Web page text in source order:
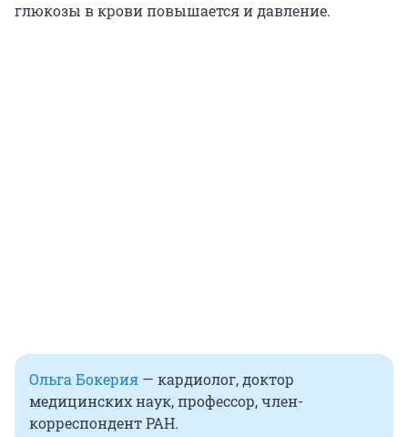
глюкозы в крови повышается и давление.
Ольга Бокерия — кардиолог, доктор
медицинских наук, профессор, член-
корреспондент РАН.